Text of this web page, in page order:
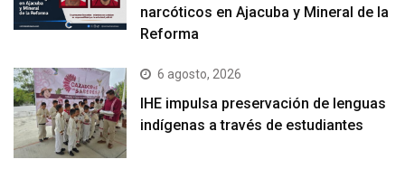
narcóticos en Ajacuba y Mineral de la
Reforma
6 agosto, 2026
IHE impulsa preservación de lenguas
indígenas a través de estudiantes